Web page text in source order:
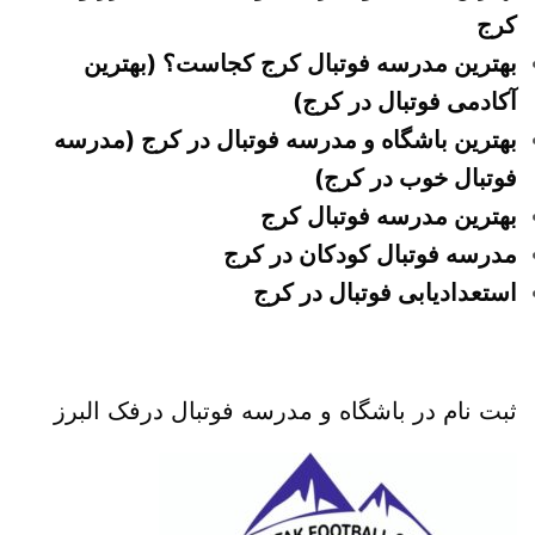
کرج
بهترین مدرسه فوتبال کرج کجاست؟ (بهترین
آکادمی فوتبال در کرج)
بهترین باشگاه و مدرسه فوتبال در کرج (مدرسه
فوتبال خوب در کرج)
بهترین مدرسه فوتبال کرج
مدرسه فوتبال کودکان در کرج
استعدادیابی فوتبال در کرج
ثبت نام در باشگاه و مدرسه فوتبال درفک البرز